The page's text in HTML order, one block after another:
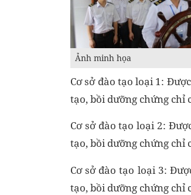
Ảnh minh họa
Cơ sở đào tạo loại 1:
tạo, bồi dưỡng chứng chỉ
Cơ sở đào tạo loại 2:
tạo, bồi dưỡng chứng chỉ
Cơ sở đào tạo loại 3:
tạo, bồi dưỡng chứng chỉ